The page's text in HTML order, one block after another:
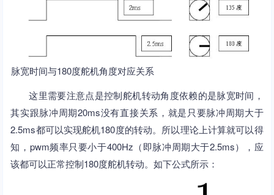
脉宽时间与180度舵机角度对应关系
这里需要注意点是控制舵机转动角度依赖的是脉宽时间，
其实跟脉冲周期20ms没有直接关系，就是只要脉冲周期大于
2.5ms都可以实现舵机180度的转动。所以理论上计算就可以得
知，pwm频率只要小于400Hz（即脉冲周期大于2.5ms），应
该都可以正常控制180度舵机转动。如下公式所示：